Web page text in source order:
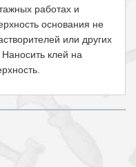
работах и
основания не
или других
клей на